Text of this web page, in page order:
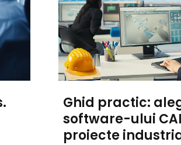
Ghid practic:
software-ului
proiecte